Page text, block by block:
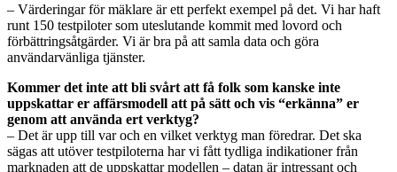
– Värderingar för mäklare är ett perfekt exempel på det. Vi har haft
runt 150 testpiloter som uteslutande kommit med lovord och
förbättringsåtgärder. Vi är bra på att samla data och göra
användarvänliga tjänster.
Kommer det inte att bli svårt att få folk som kanske inte
uppskattar er affärsmodell att på sätt och vis “erkänna” er
genom att använda ert verktyg?
– Det är upp till var och en vilket verktyg man föredrar. Det ska
sägas att utöver testpiloterna har vi fått tydliga indikationer från
marknaden att de uppskattar modellen – datan är intressant och